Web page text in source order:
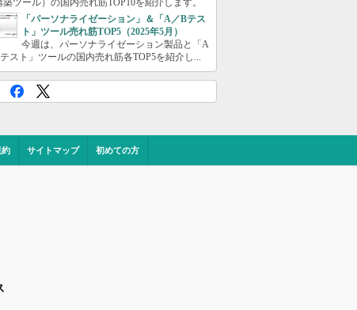
築ツール）の国内売れ筋TOP10を紹介します。
「パーソナライゼーション」＆「A／Bテス
ト」ツール売れ筋TOP5（2025年5月）
今週は、パーソナライゼーション製品と「A
スト」ツールの国内売れ筋各TOP5を紹介し...
サイトマップ 初めての方